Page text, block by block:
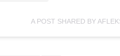
A POST SHARED BY